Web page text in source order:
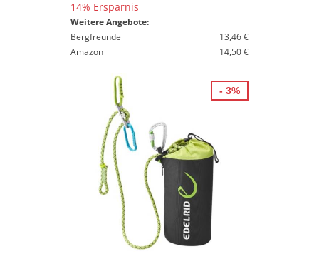
14% Ersparnis
Weitere Angebote:
Bergfreunde
13,46 €
Amazon
14,50 €
- 3%